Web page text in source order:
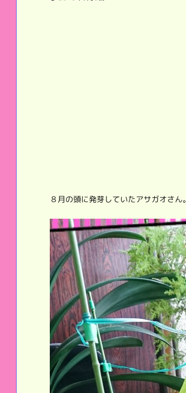
８月の頭に発芽していたアサガオさん。